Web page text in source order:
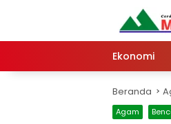
Ekonomi
Beranda
Agam